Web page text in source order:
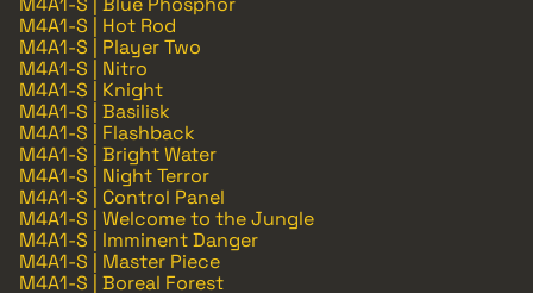
M4A1-S | Hot Rod
M4A1-S | Player Two
M4A1-S | Nitro
M4A1-S | Knight
M4A1-S | Basilisk
M4A1-S | Flashback
M4A1-S | Bright Water
M4A1-S | Night Terror
M4A1-S | Control Panel
M4A1-S | Welcome to the Jungle
M4A1-S | Imminent Danger
M4A1-S | Master Piece
M4A1-S | Boreal Forest